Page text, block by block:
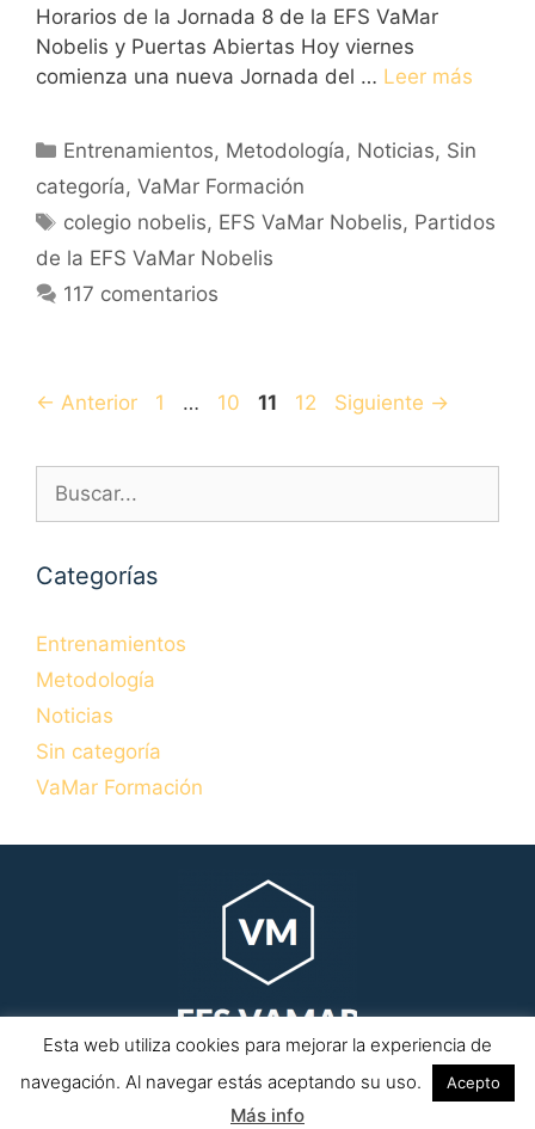
Horarios de la Jornada 8 de la EFS VaMar
Nobelis y Puertas Abiertas Hoy viernes
comienza una nueva Jornada del … Leer más
Categorías
Entrenamientos, Metodología, Noticias, Sin
categoría, VaMar Formación
Etiquetas
colegio nobelis, EFS VaMar Nobelis, Partidos
de la EFS VaMar Nobelis
117 comentarios
Navegación
entradas
← Anterior Página
1 … Página
10 Página
11 Página
12 Siguiente →
Categorías
Entrenamientos
Metodología
Noticias
Sin categoría
VaMar Formación
Copyrihgt © 2026 efsvamar.com · Todos los derechos
reservados.
Esta web utiliza cookies para mejorar la experiencia de
navegación. Al navegar estás aceptando su uso.
Acepto
Más info